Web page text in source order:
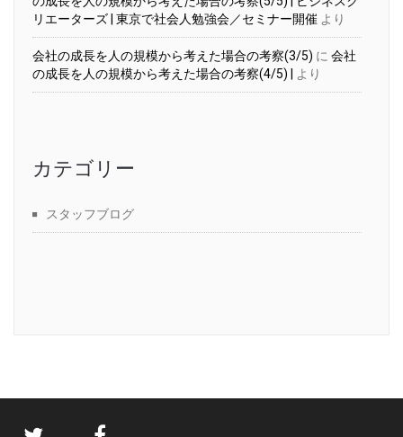
リエーターズ | 東京で社会人勉強会／セミナー開催 より
会社の成長を人の規模から考えた場合の考察(3/5) に 会社
の成長を人の規模から考えた場合の考察(4/5) |
より
カテゴリー
スタッフブログ